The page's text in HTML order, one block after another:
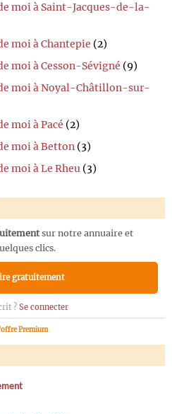
moi à Saint-Jacques-de-la-
moi à Chantepie (2)
moi à Cesson-Sévigné (9)
moi à Noyal-Châtillon-sur-
moi à Pacé (2)
moi à Betton (3)
moi à Le Rheu (3)
sur notre annuaire et
clics.
gratuitement
? Se connecter
Premium